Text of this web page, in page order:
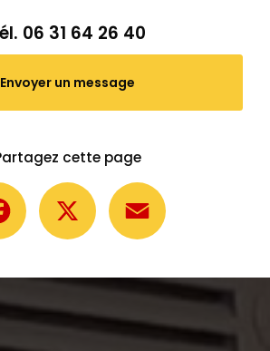
06 31 64 26 40
Envoyer un message
cette page
Facebook